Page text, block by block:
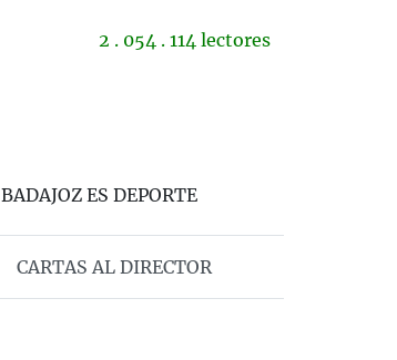
2 . 054 . 114 lectores
BADAJOZ ES DEPORTE
CARTAS AL DIRECTOR